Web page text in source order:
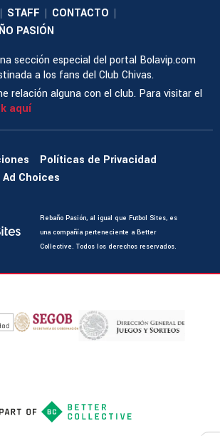
| STAFF | CONTACTO |
PASIÓN
sección especial del portal Bolavip.com
a los fans del Club Chivas.
relación alguna con el club. Para visitar el
aquí
Políticas de Privacidad
Ad Choices
Rebaño Pasión, al igual que Futbol Sites, es
una compañía perteneciente a Better
Collective. Todos los derechos reservados.